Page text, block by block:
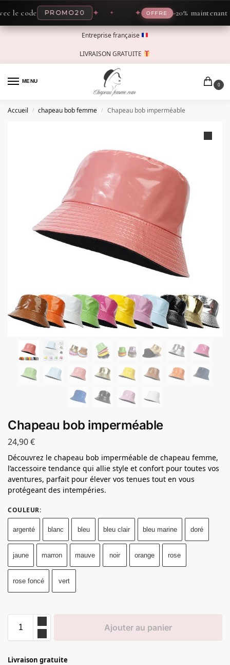
code PROMO20 ✦ OFFRE -20% maintenant
Entreprise française
LIVRAISON GRATUITE
MENU
0
Accueil / chapeau bob femme / Chapeau bob imperméable
Chapeau bob imperméable
24,90€
Découvrez le chapeau bob imperméable de chapeau femme,
l’accessoire tendance qui allie style et confort pour toutes vos
aventures, parfait pour élever vos tenues tout en vous
protégeant des intempéries.
COULEUR:
argenté blanc bleu bleu clair bleu marine doré
jaune marron mauve noir orange rose
rose foncé vert
Ajouter au panier
Livraison gratuite